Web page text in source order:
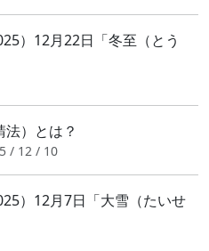
）12月22日「冬至（とう
）とは？
/ 12 / 10
）12月7日「大雪（たいせ